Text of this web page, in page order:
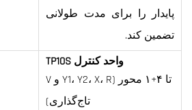
پایدار را برای مدت طولانی
تضمین کند.
واحد کنترل TP10S
تا ۴+۱ محور (Y1، Y2، X، R و V
تاج‌گذاری)